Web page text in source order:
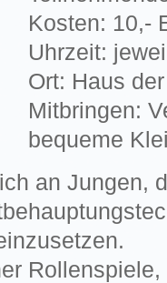
Kosten: 10,-
Uhrzeit:
Ort: Haus
Mitbringen:
bequeme
an Jungen,